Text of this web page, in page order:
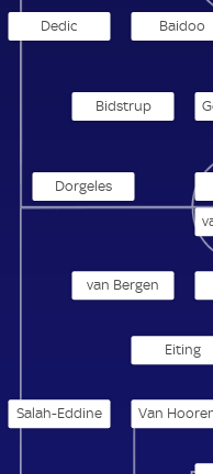
Dedic Baidoo
Bidstrup
Dorgeles
Salah-Eddine
Eiting
van Bergen